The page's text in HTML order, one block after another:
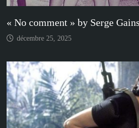
« No comment » by Serge
décembre 25, 2025